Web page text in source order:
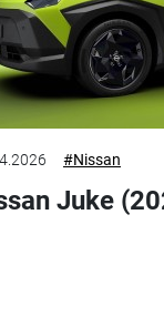
#Nissan
Juke